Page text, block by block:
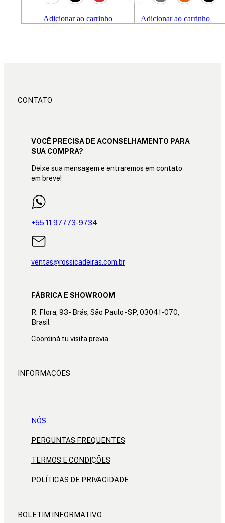
Adicionar ao carrinho Adicionar ao carrinho
CONTATO
VOCÊ PRECISA DE ACONSELHAMENTO PARA
SUA COMPRA?
Deixe sua mensagem e entraremos em contato
em breve!
+55 11 97773-9734
ventas@rossicadeiras.com.br
FÁBRICA E SHOWROOM
R. Flora, 93 - Brás, São Paulo - SP, 03041-070,
Brasil
Coordiná tu visita previa
INFORMAÇÕES
NÓS
PERGUNTAS FREQUENTES
TERMOS E CONDIÇÕES
POLÍTICAS DE PRIVACIDADE
BOLETIM INFORMATIVO